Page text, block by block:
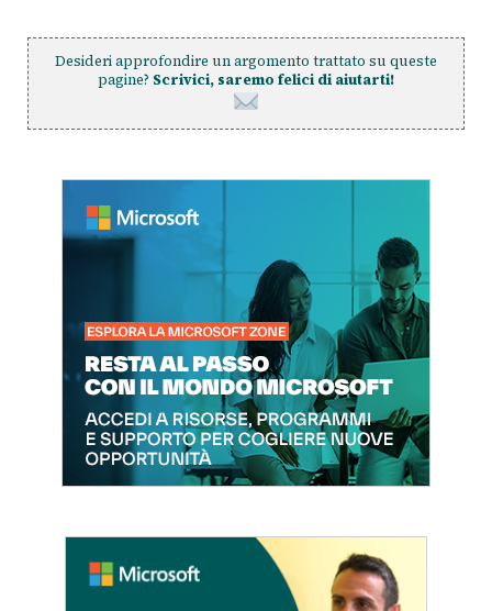
Desideri approfondire un argomento trattato su queste
pagine? Scrivici, saremo felici di aiutarti!